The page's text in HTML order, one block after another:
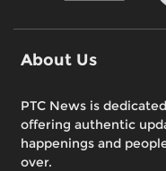
About Us
PTC News is
offering authentic
happenings and
over.